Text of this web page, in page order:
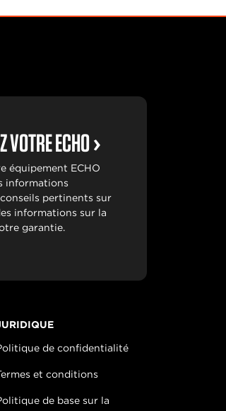
VOTRE ECHO
équipement ECHO
informations
pertinents sur
informations sur la
garantie.
de confidentialité
et conditions
de base sur la